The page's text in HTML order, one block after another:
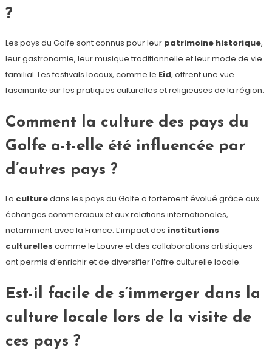
?
Les pays du Golfe sont connus pour leur patrimoine historique,
leur gastronomie, leur musique traditionnelle et leur mode de vie
familial. Les festivals locaux, comme le Eid, offrent une vue
fascinante sur les pratiques culturelles et religieuses de la région.
Comment la culture des pays du
Golfe a-t-elle été influencée par
d’autres pays ?
La culturedans les pays du Golfe a fortement évolué grâce aux
échanges commerciaux et aux relations internationales,
notamment avec la France. L’impact des institutions
culturelles comme le Louvre et des collaborations artistiques
ont permis d’enrichir et de diversifier l’offre culturelle locale.
Est-il facile de s’immerger dans la
culture locale lors de la visite de
ces pays ?